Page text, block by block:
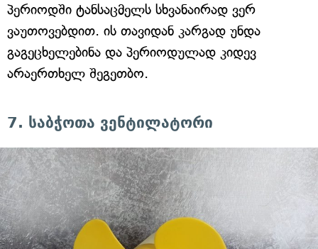
პერიოდში ტანსაცმელს სხვანაირად ვერ
ვაუთოვებდით. ის თავიდან კარგად უნდა
გაგეცხელებინა და პერიოდულად კიდევ
არაერთხელ შეგეთბო.
7. საბჭოთა ვენტილატორი